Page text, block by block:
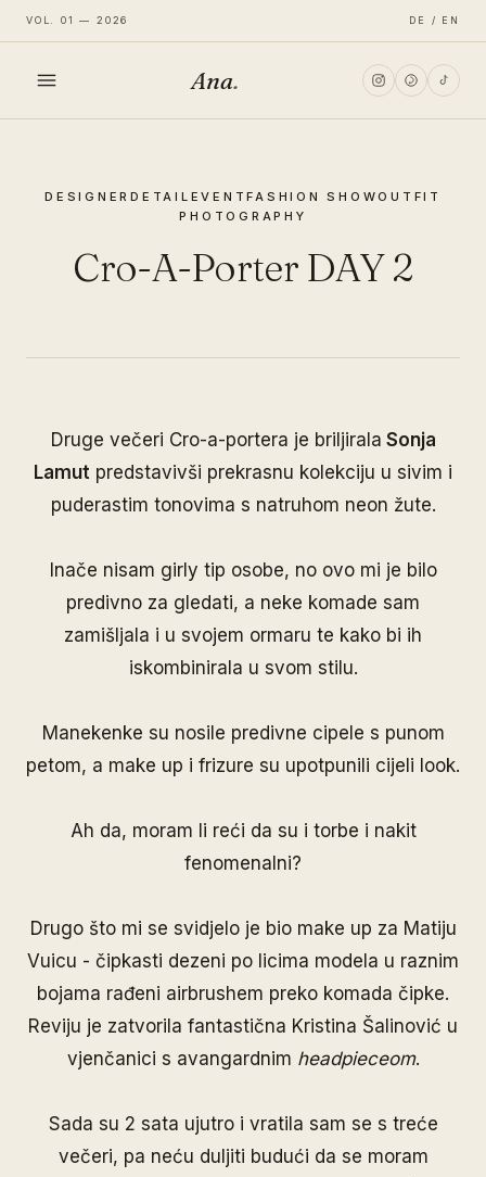
VOL. 01 — 2026 DE / EN
LIFESTYLE
Ana.
DESIGNERDETAIL EVENTFASHION SHOWOUTFIT
PHOTOGRAPHY
Cro-A-Porter DAY 2
Druge večeri Cro-a-portera je briljirala Sonja
Lamut predstavivši prekrasnu kolekciju u sivim i
puderastim tonovima s natruhom neon žute.
Inače nisam girly tip osobe, no ovo mi je bilo
predivno za gledati, a neke komade sam
zamišljala i u svojem ormaru te kako bi ih
iskombinirala u svom stilu.
Manekenke su nosile predivne cipele s punom
petom, a make up i frizure su upotpunili cijeli look.
Ah da, moram li reći da su i torbe i nakit
fenomenalni?
Drugo što mi se svidjelo je bio make up za Matiju
Vuicu - čipkasti dezeni po licima modela u raznim
bojama rađeni airbrushem preko komada čipke.
Reviju je zatvorila fantastična Kristina Šalinović u
vjenčanici s avangardnim headpieceom.
Sada su 2 sata ujutro i vratila sam se s treće
večeri, pa neću duljiti budući da se moram